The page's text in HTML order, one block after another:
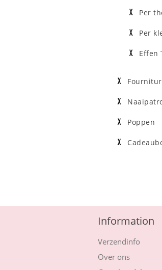
Per
Per
Effen
Poppen
Information
Verzendinfo
Over ons